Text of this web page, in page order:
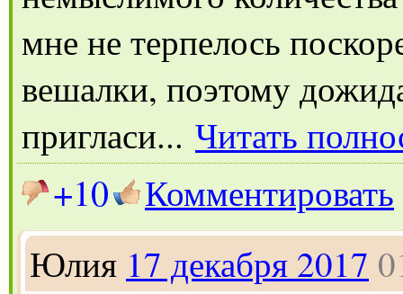
мне не терпелось
вешалки, поэтому
пригласи... Читать
+10 Комментировать
Юлия 17 декабря 2017